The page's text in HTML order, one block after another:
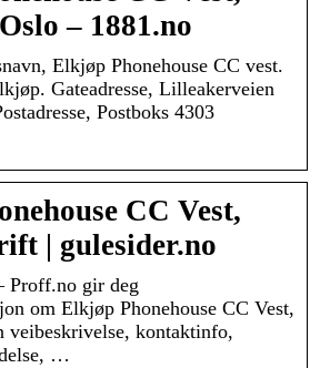
– 1881.no
Elkjøp Phonehouse CC vest.
Gateadresse, Lilleakerveien
Postboks 4303
CC Vest,
| gulesider.no
Proff.no gir deg
om Elkjøp Phonehouse CC Vest,
veibeskrivelse, kontaktinfo,
…